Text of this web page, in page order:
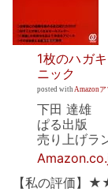
1枚のハガ
ニック
posted withAmazonア
下田 達雄
ぱる出版
売り上げラ
【私の評価